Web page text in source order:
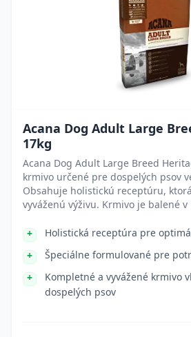
Acana Dog Adult Large
17kg
Acana Dog Adult Large Breed
krmivo určené pre dospelých psov
Obsahuje holistickú receptúru,
vyváženú výživu. Krmivo je balené
Holistická receptúra pre
Špeciálne formulované pre
Kompletné a vyvážené krmivo
dospelých psov